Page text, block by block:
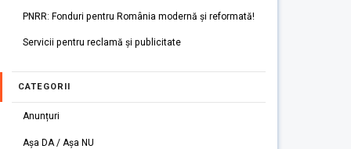
PNRR: Fonduri pentru România modernă și reformată!
Servicii pentru reclamă și publicitate
CATEGORII
Anunțuri
Așa DA / Așa NU